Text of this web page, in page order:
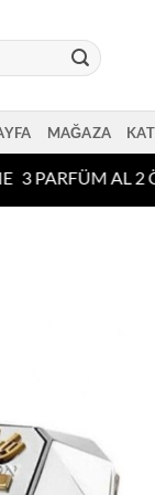
MAĞAZA
3 PARFÜM AL 2